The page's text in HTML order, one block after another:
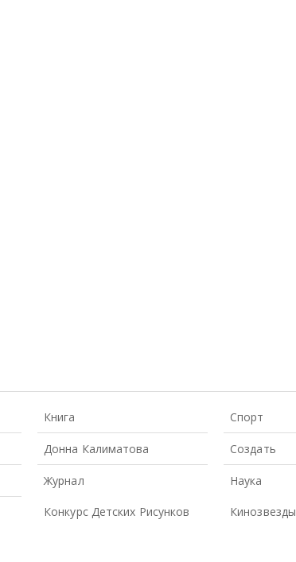
Книга
Донна Калиматова
Журнал
Конкурс Детских Рисунков
Спорт
Создать
Наука
Кинозвезды